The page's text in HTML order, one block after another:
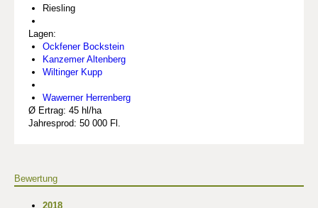
Riesling
Lagen:
Ockfener Bockstein
Kanzemer Altenberg
Wiltinger Kupp
Wawerner Herrenberg
Ø Ertrag: 45 hl/ha
Jahresprod: 50 000 Fl.
Bewertung
2018